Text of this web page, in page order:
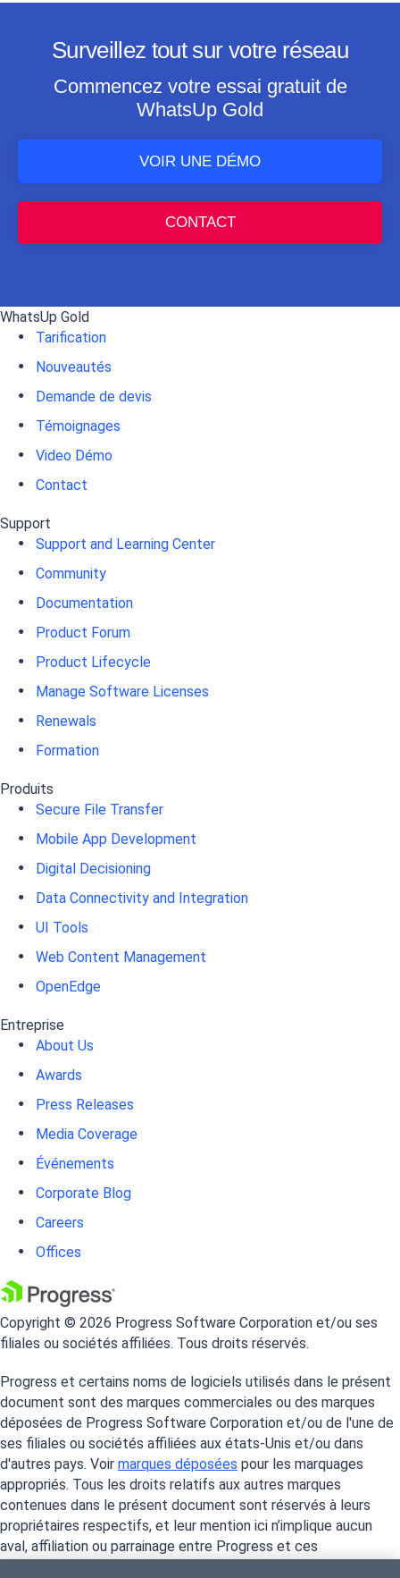
Surveillez tout sur votre réseau
Commencez votre essai gratuit de
WhatsUp Gold
VOIR UNE DÉMO
CONTACT
WhatsUp Gold
Tarification
Nouveautés
Demande de devis
Témoignages
Video Démo
Contact
Support
Support and Learning Center
Community
Documentation
Product Forum
Product Lifecycle
Manage Software Licenses
Renewals
Formation
Produits
Secure File Transfer
Mobile App Development
Digital Decisioning
Data Connectivity and Integration
UI Tools
Web Content Management
OpenEdge
Entreprise
About Us
Awards
Press Releases
Media Coverage
Événements
Corporate Blog
Careers
Offices
Copyright © 2026 Progress Software Corporation et/ou ses
filiales ou sociétés affiliées. Tous droits réservés.
Progress et certains noms de logiciels utilisés dans le présent
document sont des marques commerciales ou des marques
déposées de Progress Software Corporation et/ou de l'une de
ses filiales ou sociétés affiliées aux états-Unis et/ou dans
d'autres pays. Voir marques déposées pour les marquages
appropriés. Tous les droits relatifs aux autres marques
contenues dans le présent document sont réservés à leurs
propriétaires respectifs, et leur mention ici n’implique aucun
aval, affiliation ou parrainage entre Progress et ces